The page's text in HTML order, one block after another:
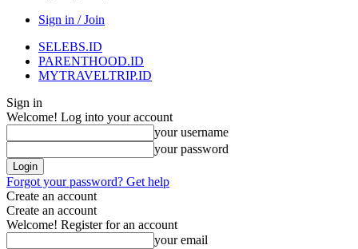
Sign in / Join
SELEBS.ID
PARENTHOOD.ID
MYTRAVELTRIP.ID
Sign in
Welcome! Log into your account
your username
your password
Forgot your password? Get help
Create an account
Create an account
Welcome! Register for an account
your email